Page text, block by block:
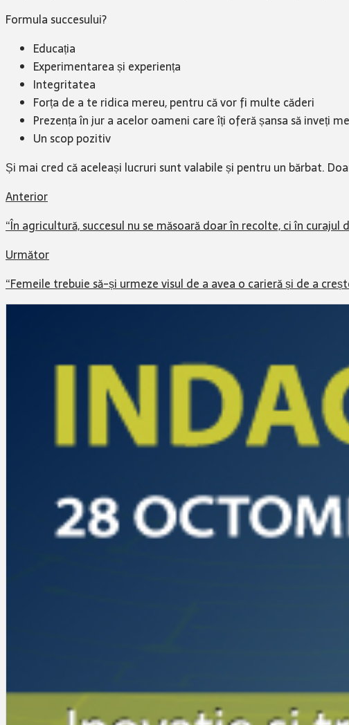
Formula succesului?
Educația
Experimentarea și experiența
Integritatea
Forța de a te ridica mereu, pentru că vor fi multe căderi
Prezența în jur a acelor oameni care îți oferă șansa să inveți
Un scop pozitiv
Și mai cred că aceleași lucruri sunt valabile și pentru un bărbat.
Anterior
“În agricultură, succesul nu se măsoară doar în recolte, ci în
Următor
“Femeile trebuie să-și urmeze visul de a avea o carieră și de a